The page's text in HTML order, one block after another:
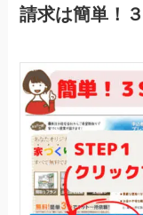
請求は簡単！